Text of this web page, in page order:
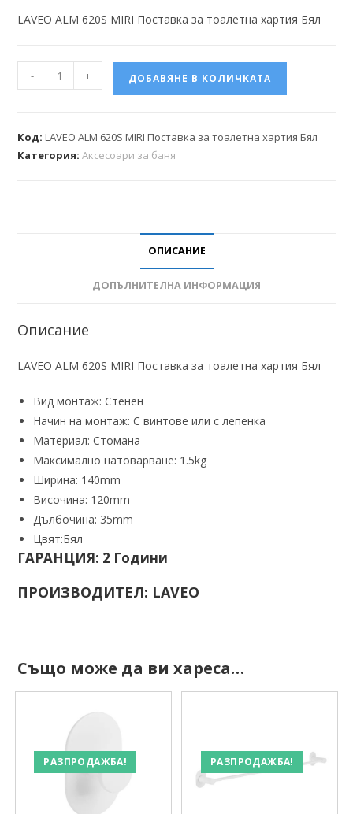
LAVEO ALM 620S MIRI Поставка за тоалетна хартия Бял
- + ДОБАВЯНЕ В КОЛИЧКАТА
Код:LAVEO ALM 620S MIRI Поставка за тоалетна хартия Бял
Категория:Аксесоари за баня
ОПИСАНИЕ
ДОПЪЛНИТЕЛНА ИНФОРМАЦИЯ
Описание
LAVEO ALM 620S MIRI Поставка за тоалетна хартия Бял
Вид монтаж: Стенен
Начин на монтаж: С винтове или с лепенка
Материал: Стомана
Максимално натоварване: 1.5kg
Ширина: 140mm
Височина: 120mm
Дълбочина: 35mm
Цвят:Бял
ГАРАНЦИЯ: 2 Години
ПРОИЗВОДИТЕЛ: LAVEO
Също може да ви хареса…
РАЗПРОДАЖБА! РАЗПРОДАЖБА!